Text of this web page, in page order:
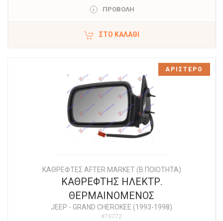
ΠΡΟΒΟΛΗ
ΣΤΟ ΚΑΛΆΘΙ
ΚΑΘΡΕΦΤΕΣ AFTER MARKET (Β ΠΟΙΟΤΗΤΑ)
ΚΑΘΡΕΦΤΗΣ ΗΛΕΚΤΡ.
ΘΕΡΜΑΙΝΟΜΕΝΟΣ
JEEP - GRAND CHEROKEE (1993-1998)
#79772
ΑΡΙΣΤΕΡΟ